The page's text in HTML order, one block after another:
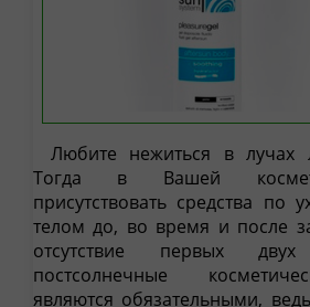
Любите нежиться в лучах
Тогда в Вашей
присутствовать средства по
телом до, во время и после
отсутствие первых
постсолнечные
являются обязательными,